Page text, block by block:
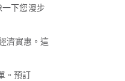
下您漫步
濟實惠。這
。預訂